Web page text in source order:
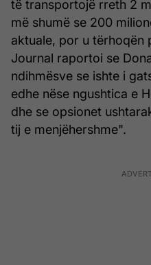
të transportojë rreth 2
më shumë se 200
aktuale, por u tërhoqën
Journal raportoi se
ndihmësve se ishte i
edhe nëse ngushtica e
dhe se opsionet
tij e menjëhershme".